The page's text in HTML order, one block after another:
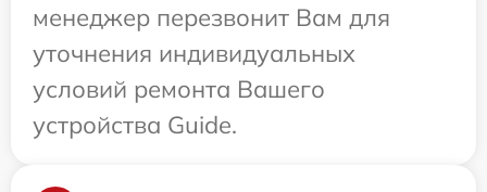
менеджер перезвонит Вам для
уточнения индивидуальных
условий ремонта Вашего
устройства Guide.